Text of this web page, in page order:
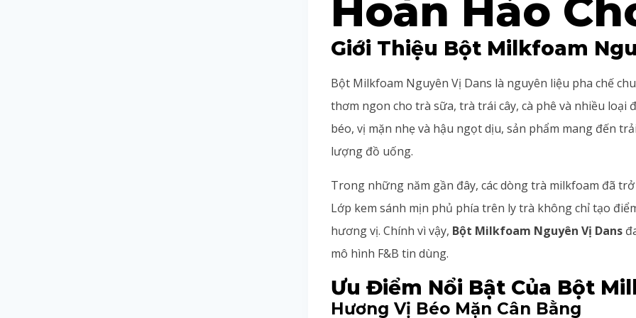
Hoàn Hảo
Giới Thiệu Bột Milkfoam
Bột Milkfoam Nguyên Vị Dans là nguyên liệu pha chế
thơm ngon cho trà sữa, trà trái cây, cà phê và nhiều
béo, vị mặn nhẹ và hậu ngọt dịu, sản phẩm mang đến
lượng đồ uống.
Trong những năm gần đây, các dòng trà milkfoam đã
Lớp kem sánh mịn phủ phía trên ly trà không chỉ tạo
hương vị. Chính vì vậy, Bột Milkfoam Nguyên Vị Dans
mô hình F&B tin dùng.
Ưu Điểm Nổi Bật Của Bột
Hương Vị Béo Mặn Cân Bằng